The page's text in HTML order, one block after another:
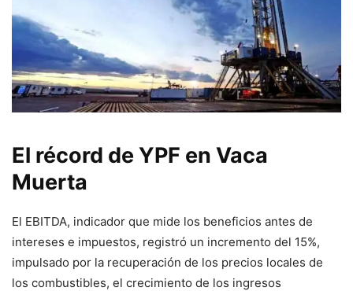
El récord de YPF en Vaca
Muerta
El EBITDA, indicador que mide los beneficios antes de
intereses e impuestos, registró un incremento del 15%,
impulsado por la recuperación de los precios locales de
los combustibles, el crecimiento de los ingresos